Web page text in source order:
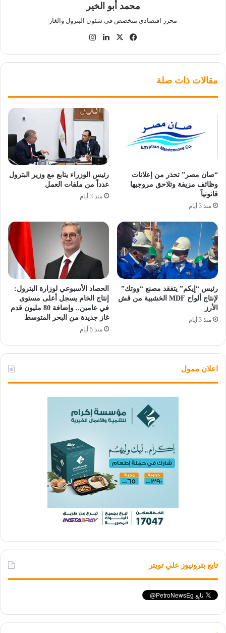
محمد أبو الخير
محرر اقتصادي متخصص في شئون البترول والغاز
فيسبوك
‫X لينكدإن
مقالات ذات صلة
“صان مصر” تحذر من إعلانات
وظائف مزيفة وتلاحق مروجيها
قانونياً
منذ 3 أيام
رئيس الوزراء يتابع مع وزير البترول
عدداً من ملفات العمل
منذ 3 أيام
رئيس “إيكم” يتفقد مصنع “ووتك”
لإنتاج ألواح MDF الخشبية من قش
الأرز
منذ 3 أيام
الحصاد الأسبوعي لوزارة البترول:
إنتاج الخام يسجل أعلى مستوى
في عامين.. وإضافة 80 مليون قدم
غاز جديدة من البحر المتوسط
منذ 5 أيام
اعلان ممول
تابع بترونيوز علي تويتر